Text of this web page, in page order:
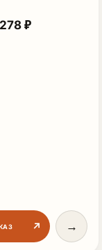
418 ₽.
₽Текущая
↗ →